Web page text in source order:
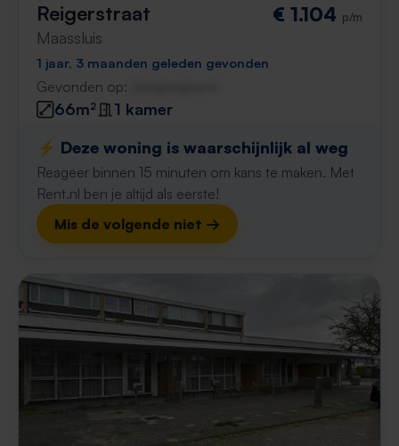
Reigerstraat
Maassluis
€ 1.104 p/m
1 jaar, 3 maanden geleden gevonden
Gevonden op:
66m²
1 kamer
⚡️ Deze woning is waarschijnlijk al weg
Reageer binnen 15 minuten om kans te maken. Met
Rent.nl ben je altijd als eerste!
Mis de volgende niet →